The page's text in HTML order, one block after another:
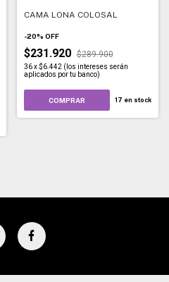
CAMA LONA COLOSAL
-20% OFF
$231.920 $289.900
36 x$6.442 (los intereses serán
aplicados por tu banco)
COMPRAR 17 en stock